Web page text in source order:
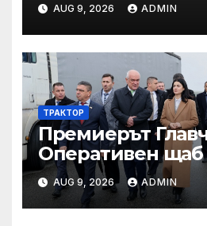
AUG 9, 2026 ADMIN
ТРАКТОР
Премиерът
Оперативен
реорганизира
по границата, за
готови за
AUG 9, 2026 ADMIN